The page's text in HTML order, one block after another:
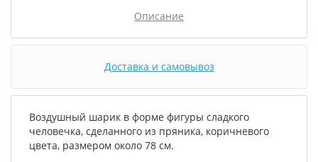
Описание
Доставка и самовывоз
Воздушный шарик в форме фигуры сладкого
человечка, сделанного из пряника, коричневого
цвета, размером около 78 см.